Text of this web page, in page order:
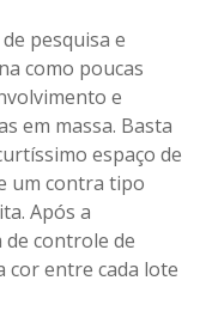
pesquisa e
como poucas
e
em massa. Basta
espaço de
um contra tipo
Após a
controle de
cor entre cada lote